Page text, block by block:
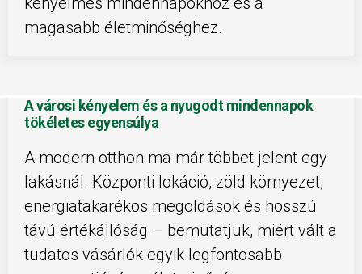
magasabb életminőséghez.
A városi kényelem és a nyugodt mindennapok
tökéletes egyensúlya
A modern otthon ma már többet jelent egy
lakásnál. Központi lokáció, zöld környezet,
energiatakarékos megoldások és hosszú
távú értékállóság – bemutatjuk, miért vált a
tudatos vásárlók egyik legfontosabb